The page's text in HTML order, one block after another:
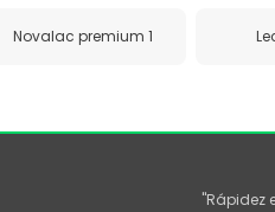
Novalac premium 1
"Rápidez